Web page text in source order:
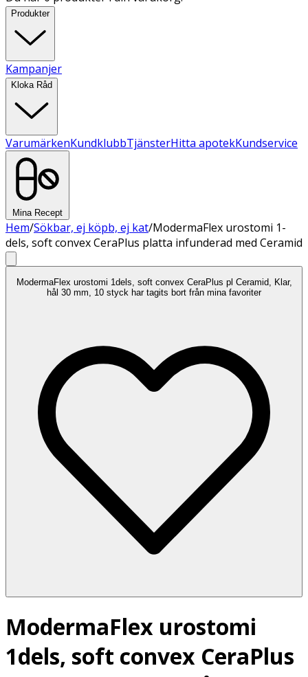
Produkter
Kampanjer
Kloka Råd
VarumärkenKundklubbTjänsterHitta apotekKundservice
Mina Recept
Hem/Sökbar, ej köpb, ej kat/ModermaFlex urostomi 1-
dels, soft convex CeraPlus platta infunderad med Ceramid
ModermaFlex urostomi 1dels, soft convex CeraPlus pl Ceramid, Klar,
hål 30 mm, 10 styck har tagits bort från mina favoriter
ModermaFlex urostomi
1dels, soft convex CeraPlus